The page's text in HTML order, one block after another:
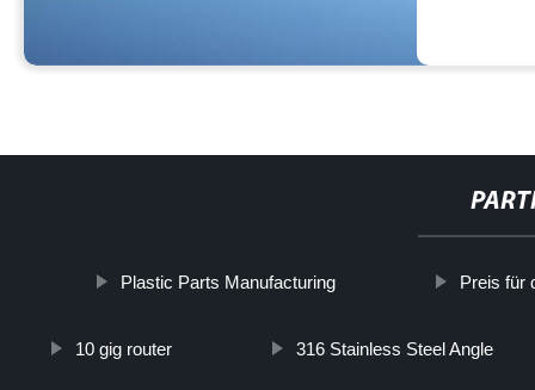
Plastic Parts Manufacturing Preis für
10 gig router 316 Stainless Steel Angle